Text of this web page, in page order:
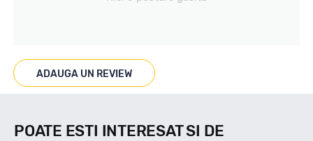
Se poate cumpara doar la set de 4 buc! Kit montaj GRATUIT
in caz ca este nevoie!
ADAUGA UN REVIEW
POATE ESTI INTERESAT SI DE